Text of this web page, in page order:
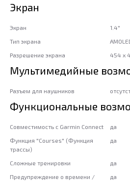
Экран
Экран
1.4"
Тип экрана
Разрешение экрана
454 x
Мультимедийные
Разъем для наушников
Функциональные
Совместимость с Garmin Connect
да
Функция "Сourses" (Функция
трассы)
да
Сложные тренировки
да
Предупреждение о времени /
да